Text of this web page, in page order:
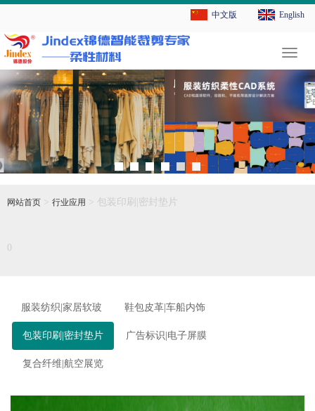
English
中文版
切
换
网站首页 > 行业应用 > 包装印刷|密封垫片
0
服装纺织|家居软玻 鞋包皮革|车船内饰
包装印刷|密封垫片 广告标识|电子屏膜
复合纤维|航空展览